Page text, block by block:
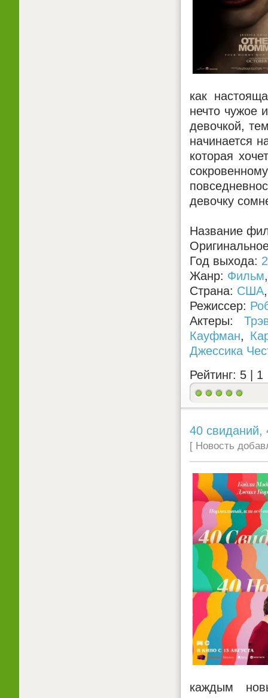
как
нечто чужое
девочкой,
начинается
которая
девочку
Название
Год выхода:
Жанр: Фильм
Страна: США
Режиссер:
Актеры:
Кауфман,
Джессика
Рейтинг: 5 | 1
40 свиданий,
[ Новость
каждым